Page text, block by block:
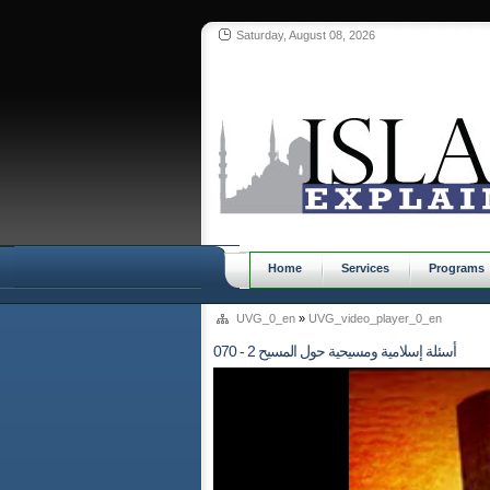
Saturday, August 08, 2026
Home Services Programs
UVG_0_en » UVG_video_player_0_en
070 - أسئلة إسلامية ومسيحية حول المسيح 2